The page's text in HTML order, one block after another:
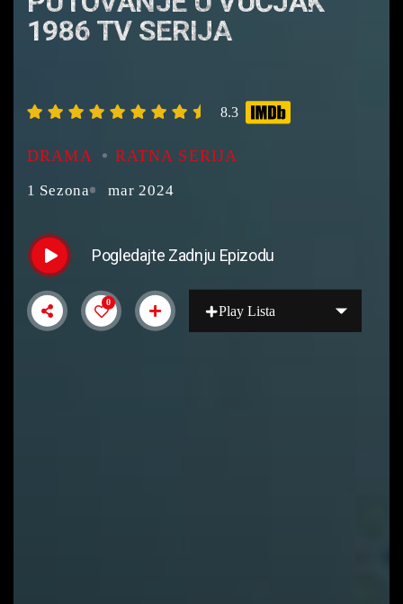
1986 TV SERIJA
8.3
DRAMA RATNA SERIJA
1 Sezona mar 2024
Pogledajte Zadnju Epizodu
0
Play Lista